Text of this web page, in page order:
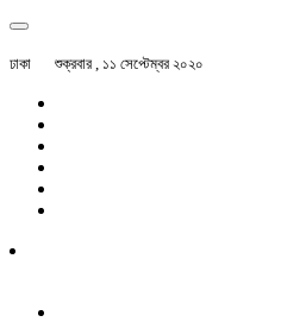
ঢাকা শুক্রবার , ১১ সেপ্টেম্বর ২০২০